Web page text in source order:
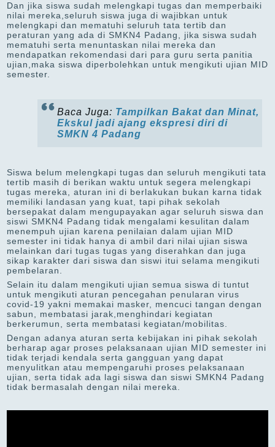
Dan jika siswa sudah melengkapi tugas dan memperbaiki
nilai mereka,seluruh siswa juga di wajibkan untuk
melengkapi dan mematuhi seluruh tata tertib dan
peraturan yang ada di SMKN4 Padang, jika siswa sudah
mematuhi serta menuntaskan nilai mereka dan
mendapatkan rekomendasi dari para guru serta panitia
ujian,maka siswa diperbolehkan untuk mengikuti ujian MID
semester.
Baca Juga: Tampilkan Bakat dan Minat,
Ekskul jadi ajang ekspresi diri di
SMKN 4 Padang
Siswa belum melengkapi tugas dan seluruh mengikuti tata
tertib masih di berikan waktu untuk segera melengkapi
tugas mereka, aturan ini di berlakukan bukan karna tidak
memiliki landasan yang kuat, tapi pihak sekolah
bersepakat dalam mengupayakan agar seluruh siswa dan
siswi SMKN4 Padang tidak mengalami kesulitan dalam
menempuh ujian karena penilaian dalam ujian MID
semester ini tidak hanya di ambil dari nilai ujian siswa
melainkan dari tugas tugas yang diserahkan dan juga
sikap karakter dari siswa dan siswi itui selama mengikuti
pembelaran.
Selain itu dalam mengikuti ujian semua siswa di tuntut
untuk mengikuti aturan pencegahan penularan virus
covid-19 yakni memakai masker, mencuci tangan dengan
sabun, membatasi jarak,menghindari kegiatan
berkerumun, serta membatasi kegiatan/mobilitas.
Dengan adanya aturan serta kebijakan ini pihak sekolah
berharap agar proses pelaksanaan ujian MID semester ini
tidak terjadi kendala serta gangguan yang dapat
menyulitkan atau mempengaruhi proses pelaksanaan
ujian, serta tidak ada lagi siswa dan siswi SMKN4 Padang
tidak bermasalah dengan nilai mereka.